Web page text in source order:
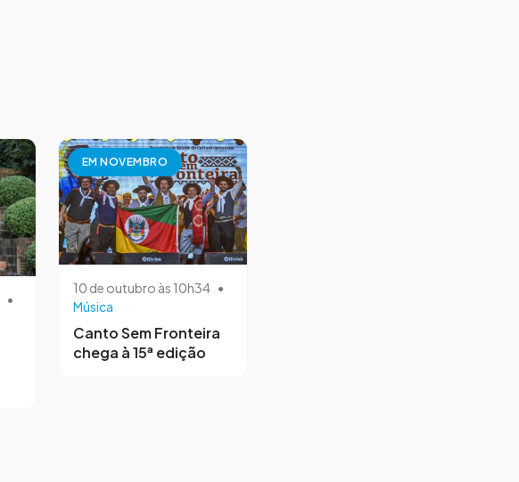
•
EM NOVEMBRO
10 de outubro às 10h34 •
Música
Canto Sem Fronteira
chega à 15ª edição